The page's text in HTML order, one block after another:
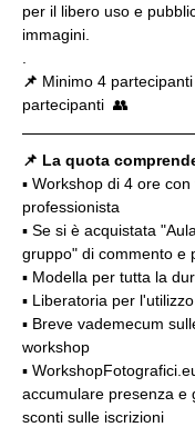
per il libero uso e
immagini.
📌 Minimo 4
partecipanti  👥
📌 La quota
▪️ Workshop di 4 ore
professionista
▪️ Se si è acquistata
gruppo" di commento e
▪️ Modella per tutta la
▪️ Liberatoria per
▪️ Breve vademecum
workshop
▪️
accumulare presenza e
sconti sulle iscrizioni